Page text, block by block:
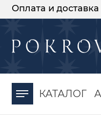
Оплата и доставка
КАТАЛОГ
-30%
момента оплаты